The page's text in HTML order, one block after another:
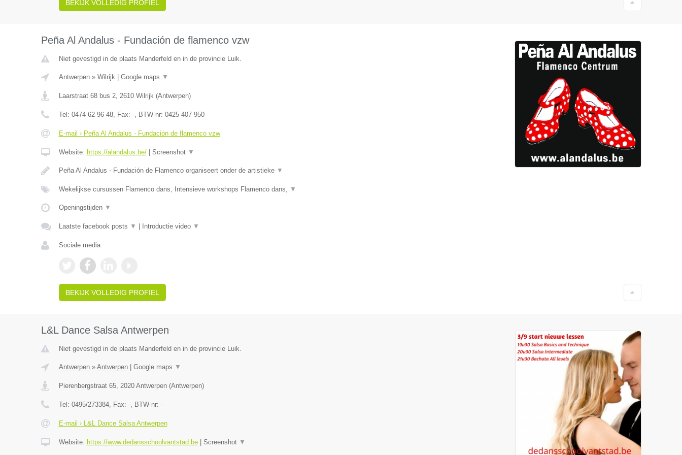
BEKIJK VOLLEDIG PROFIEL
Peña Al Andalus - Fundación de flamenco vzw
Niet gevestigd in de plaats Manderfeld en in de provincie Luik.
Antwerpen» Wilrijk| Google maps ▼
Laarstraat 68 bus 2, 2610 Wilrijk(Antwerpen)
Tel: 0474 62 96 48, Fax: -, BTW-nr: 0425 407 950
E-mail › Peña Al Andalus - Fundación de flamenco vzw
Website: https://alandalus.be/| Screenshot ▼
Peña Al Andalus - Fundación de Flamenco organiseert onder de artistieke ▼
Wekelijkse cursussen Flamenco dans, Intensieve workshops Flamenco dans, ▼
Openingstijden ▼
Laatste facebook posts ▼ Introductie video ▼
Sociale media:
BEKIJK VOLLEDIG PROFIEL
L&L Dance Salsa Antwerpen
Niet gevestigd in de plaats Manderfeld en in de provincie Luik.
Antwerpen» Antwerpen| Google maps ▼
Pierenbergstraat 65, 2020 Antwerpen(Antwerpen)
Tel: 0495/273384, Fax: -, BTW-nr: -
E-mail › L&L Dance Salsa Antwerpen
Website: https://www.dedansschoolvantstad.be| Screenshot ▼